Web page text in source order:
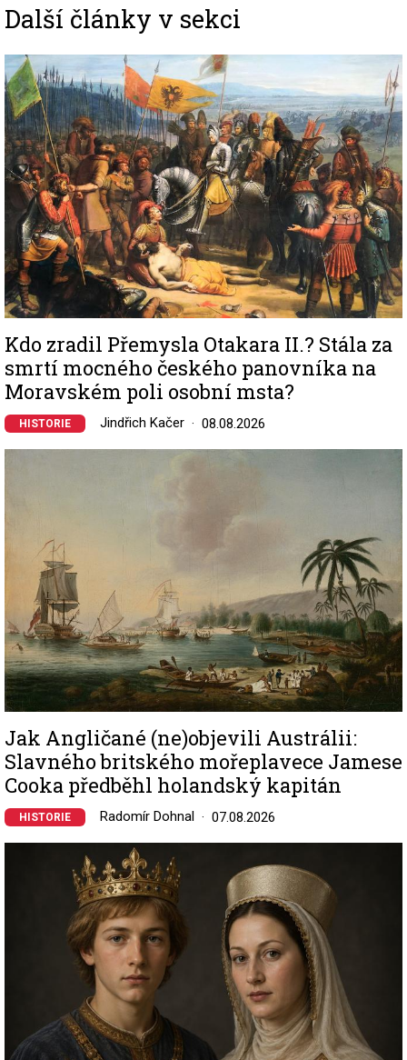
Další články v sekci
Image
Kdo zradil Přemysla Otakara II.? Stála za
smrtí mocného českého panovníka na
Moravském poli osobní msta?
HISTORIE Jindřich Kačer 08.08.2026
Jak Angličané (ne)objevili Austrálii:
Slavného britského mořeplavece Jamese
Cooka předběhl holandský kapitán
HISTORIE Radomír Dohnal 07.08.2026